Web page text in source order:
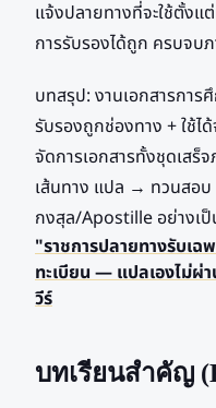
แจ้งปลายทางที่จะใช้ตั้งแ
การรับรองได้ถูก ครบจบ
บทสรุป: งานเอกสารกา
รับรองถูกช่องทาง + ใช้
จัดการเอกสารทั้งชุดเสร็
เส้นทาง แปล → ทวนสอ
กงสุล/Apostille อย่างเป็
"ราชการปลายทางรับเ
ทะเบียน — แปลเองไม่
วีร์
บทเรียนสำคัญ